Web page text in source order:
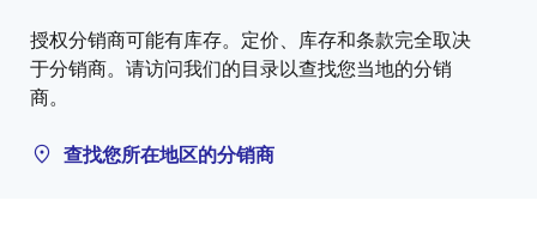
授权分销商可能有库存。定价、库存和条款完全取决
于分销商。请访问我们的目录以查找您当地的分销
商。
查找您所在地区的分销商